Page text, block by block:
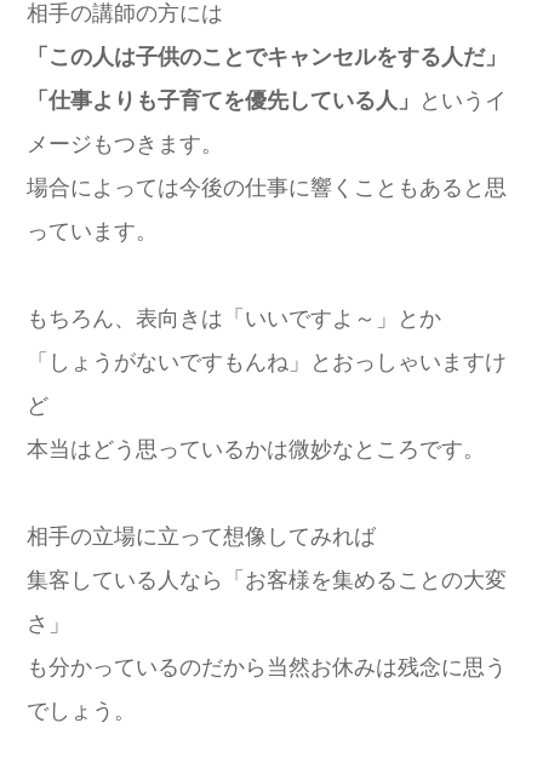
相手の講師の方には
「この人は子供のことでキャンセルをする人だ」
「仕事よりも子育てを優先している人」
というイ
メージもつきます。
場合によっては今後の仕事に響くこともあると思
っています。
もちろん、表向きは「いいですよ～」とか
「しょうがないですもんね」とおっしゃいますけ
ど
本当はどう思っているかは微妙なところです。
相手の立場に立って想像してみれば
集客している人なら「お客様を集めることの大変
さ」
も分かっているのだから当然お休みは残念に思う
でしょう。